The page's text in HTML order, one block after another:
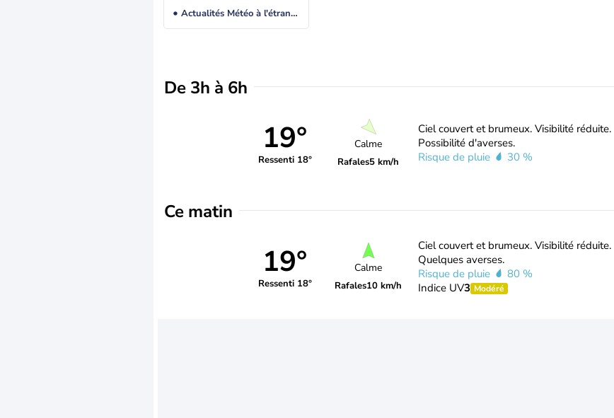
Actualités Météo à l'étranger
De 3h à 6h
19°
Ressenti 18°
Calme
Rafales5 km/h
Ciel couvert et brumeux. Visibilité réduite.
Possibilité d'averses.
Risque de pluie
30 %
Ce matin
19°
Ressenti 18°
Calme
Rafales10 km/h
Ciel couvert et brumeux. Visibilité réduite.
Quelques averses.
Risque de pluie
80 %
Indice UV3 Modéré